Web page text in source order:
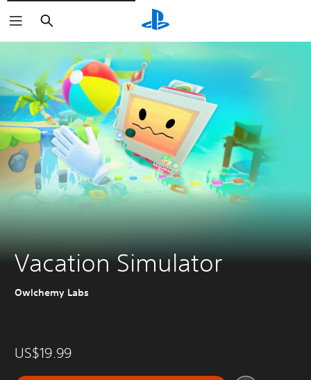
Buscar
Vacation Simulator
Owlchemy Labs
US$19.99